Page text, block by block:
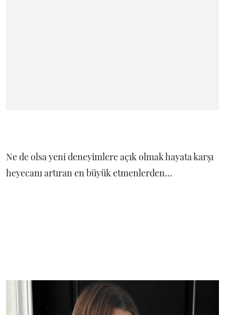
Ne de olsa yeni deneyimlere açık olmak hayata karşı
heyecanı artıran en büyük etmenlerden…